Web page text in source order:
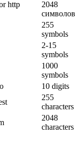
http
2048
символов
255
symbols
2-15
symbols
1000
symbols
10 digits
255
characters
2048
characters